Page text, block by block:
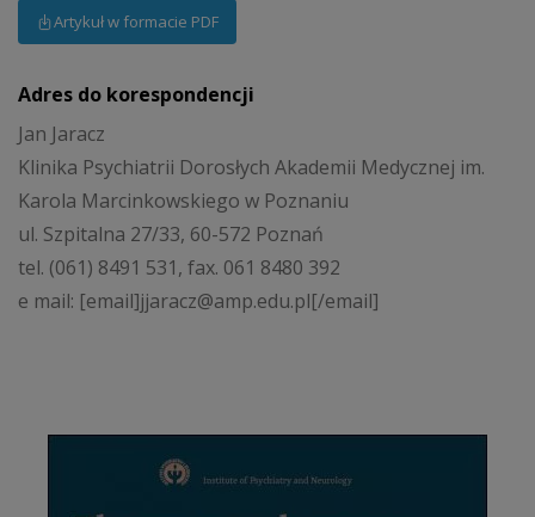
Artykuł w formacie PDF
Adres do korespondencji
Jan Jaracz
Klinika Psychiatrii Dorosłych Akademii Medycznej im.
Karola Marcinkowskiego w Poznaniu
ul. Szpitalna 27/33, 60-572 Poznań
tel. (061) 8491 531, fax. 061 8480 392
e mail: [email]jjaracz@amp.edu.pl[/email]